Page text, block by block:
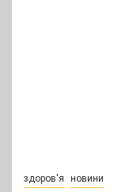
здоров'я новини